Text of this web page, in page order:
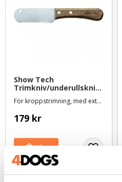
Show Tech
Trimkniv/underullskniv
XL 31 tänder - medium
För kroppstrimning, med extra långt blad
179 kr